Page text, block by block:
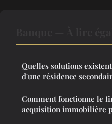
Quelles solutions
d'une résidence
Comment fonctionne le
acquisition immobilière